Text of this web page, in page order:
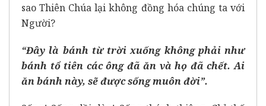
sao Thiên Chúa lại không đồng hóa chúng ta với
Người?
“Đây là bánh từ trời xuống không phải như
bánh tổ tiên các ông đã ăn và họ đã chết. Ai
ăn bánh này, sẽ được sống muôn đời”.